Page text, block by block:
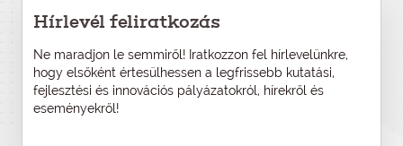
Hírlevél feliratkozás
Ne maradjon le semmiről! Iratkozzon fel hírlevelünkre,
hogy elsőként értesülhessen a legfrissebb kutatási,
fejlesztési és innovációs pályázatokról, hírekről és
eseményekről!